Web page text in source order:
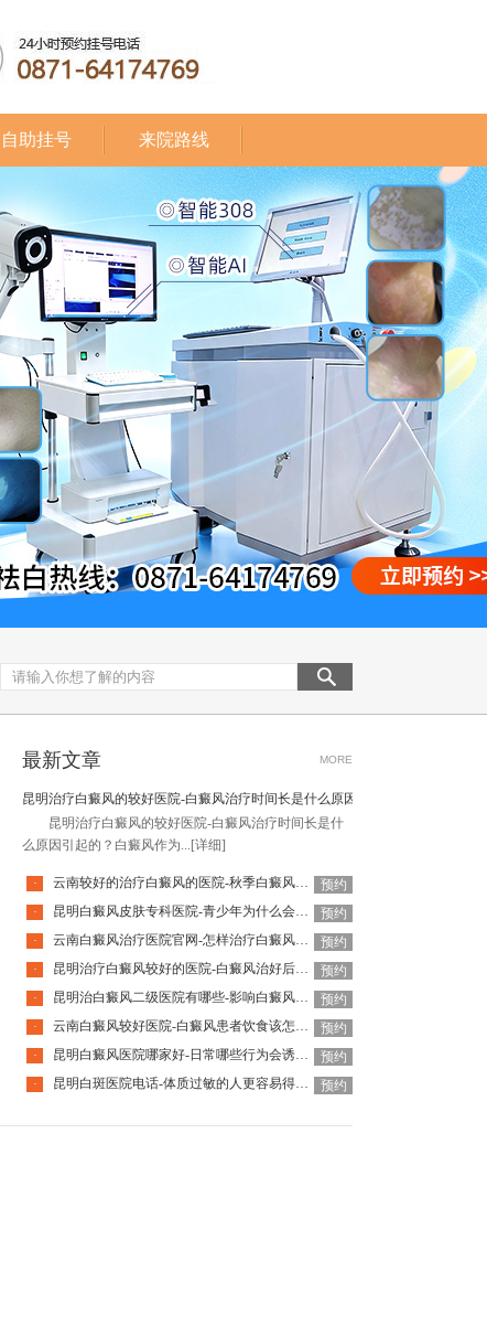
自助挂号 来院路线
最新文章 MORE
昆明治疗白癜风的较好医院-白癜风治疗时间长是什么原因引起的
昆明治疗白癜风的较好医院-白癜风治疗时间长是什
么原因引起的？白癜风作为... [详细]
· 云南较好的治疗白癜风的医院-秋季白癜风该怎么护理
预约
·
昆明白癜风皮肤专科医院-青少年为什么会得白癜风呢
预约
·
云南白癜风治疗医院官网-怎样治疗白癜风才有效
预约
·
昆明治疗白癜风较好的医院-白癜风治好后还会复发吗
预约
·
昆明治白癜风二级医院有哪些-影响白癜风恢复的因素有哪些
预约
·
云南白癜风较好医院-白癜风患者饮食该怎么调整
预约
·
昆明白癜风医院哪家好-日常哪些行为会诱发白癜风呢
预约
·
昆明白斑医院电话-体质过敏的人更容易得白癜风吗 预约